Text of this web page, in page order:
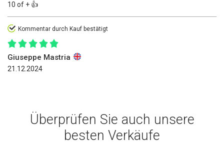
10 of + 👍️
Kommentar durch Kauf bestätigt
Giuseppe Mastria
21.12.2024
Überprüfen Sie auch unsere
besten Verkäufe